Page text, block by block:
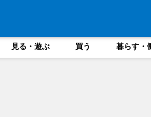
見る・遊ぶ 買う 暮らす・